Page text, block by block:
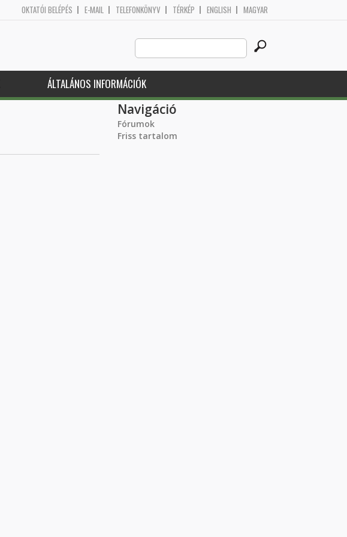
OKTATÓI BELÉPÉS E-MAIL TELEFONKÖNYV TÉRKÉP ENGLISH MAGYAR
Search
this
site
ÁLTALÁNOS INFORMÁCIÓK
Navigáció
Fórumok
Friss tartalom